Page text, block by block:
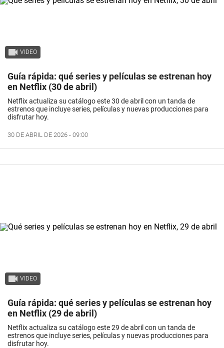
VIDEO
Guía rápida: qué series y películas se estrenan hoy
en Netflix (30 de abril)
Netflix actualiza su catálogo este 30 de abril con un tanda de
estrenos que incluye series, películas y nuevas producciones para
disfrutar hoy.
30 DE ABRIL DE 2026 - 09:00
VIDEO
Guía rápida: qué series y películas se estrenan hoy
en Netflix (29 de abril)
Netflix actualiza su catálogo este 29 de abril con un tanda de
estrenos que incluye series, películas y nuevas producciones para
disfrutar hoy.